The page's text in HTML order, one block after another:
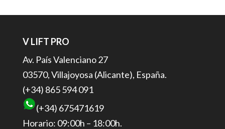
V LIFT PRO
Av. País Valenciano 27
03570, Villajoyosa (Alicante), España.
(+34) 865 594 091
(+34) 675471619
Horario: 09:00h – 18:00h.